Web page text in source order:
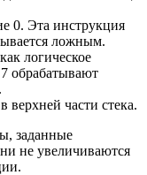
0. Эта инструкция
ложным.
логическое
обрабатывают
в верхней части стека.
заданные
не увеличиваются